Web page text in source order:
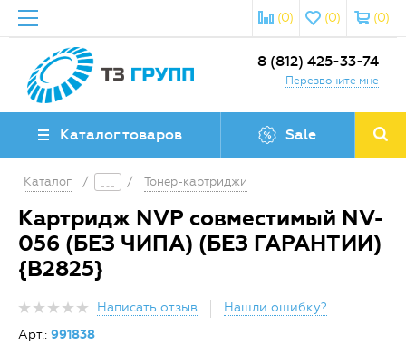
(0)
(0)
(0)
8 (812) 425-33-74
Перезвоните мне
Каталог товаров Sale
Каталог / / Тонер-картриджи
Картридж NVP совместимый NV-
056 (БЕЗ ЧИПА) (БЕЗ ГАРАНТИИ)
{B2825}
Написать отзыв
Нашли ошибку?
Арт.: 991838